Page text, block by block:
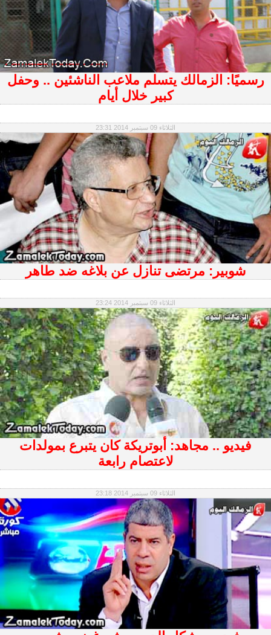
رسميًا: الزمالك يتسلم ملاعب الناشئين .. وحفل
كبير خلال أيام
الثلاثاء 09 سبتمبر 2014 23:31
شوبير: مرتضى تنازل عن بلاغه ضد طاهر
الثلاثاء 09 سبتمبر 2014 23:24
فيديو .. مجاهد: أبوتريكة كان يتبرع بمولدات
لاعتصام رابعة
الثلاثاء 09 سبتمبر 2014 23:18